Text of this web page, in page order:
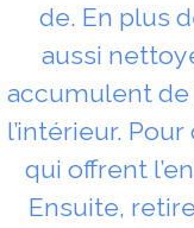
de. En plus
aussi
accumulent de
l’intérieur.
qui offrent
Ensuite,